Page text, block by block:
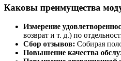
Каковы преимущества
Измерение
возврат и т. д.) по
Сбор отзывов: Собирая
Повышение качества